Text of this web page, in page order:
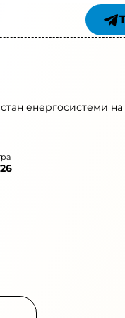
енергосистеми на